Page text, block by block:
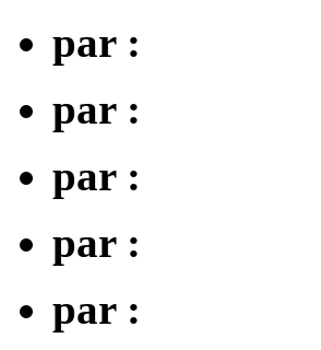
par :
par :
par :
par :
par :